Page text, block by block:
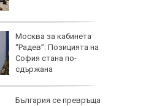
Москва за кабинета
“Радев”: Позицията на
София стана по-
сдържана
България се превръща